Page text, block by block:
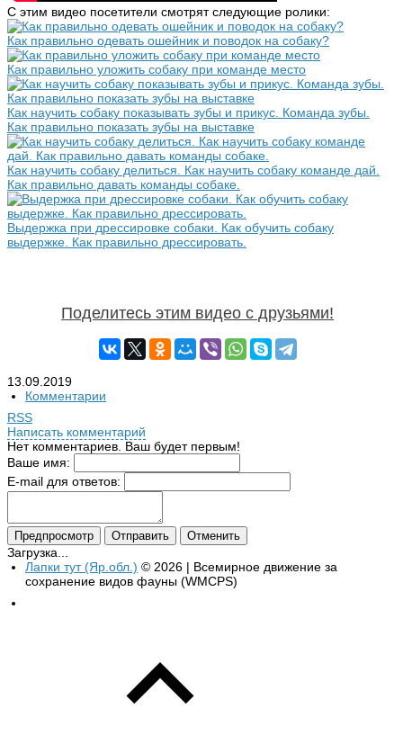
С этим видео посетители смотрят следующие ролики:
Как правильно одевать ошейник и поводок на собаку?
Как правильно уложить собаку при команде место
Как научить собаку показывать зубы и прикус. Команда зубы.
Как правильно показать зубы на выставке
Как научить собаку делиться. Как научить собаку команде дай.
Как правильно давать команды собаке.
Выдержка при дрессировке собаки. Как обучить собаку
выдержке. Как правильно дрессировать.
Поделитесь этим видео с друзьями!
13.09.2019
Комментарии
RSS
Написать комментарий
Нет комментариев. Ваш будет первым!
Ваше имя:
E-mail для ответов:
Загрузка...
Лапки тут (Яр.обл.) © 2026 | Всемирное движение за
сохранение видов фауны (WMCPS)